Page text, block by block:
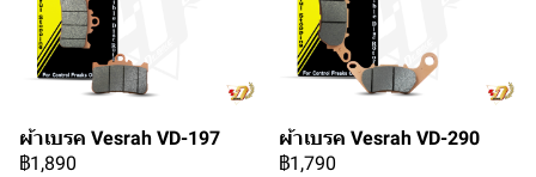
ผ้าเบรค Vesrah VD-197
฿1,890
ผ้าเบรค Vesrah VD-290
฿1,790